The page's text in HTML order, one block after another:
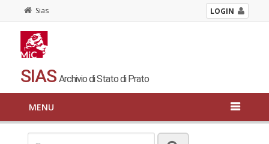
Sias LOGIN
SIAS Archivio di Stato di Prato
MENU